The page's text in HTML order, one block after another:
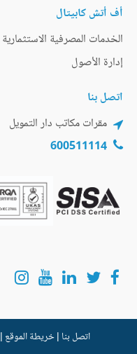
أف أتش كابيتال
الخدمات المصرفية الاستثمارية
إدارة الأصول
اتصل بنا
مقرات مكاتب دار التمويل
600511114
اتصل بنا |خريطة الموقع |